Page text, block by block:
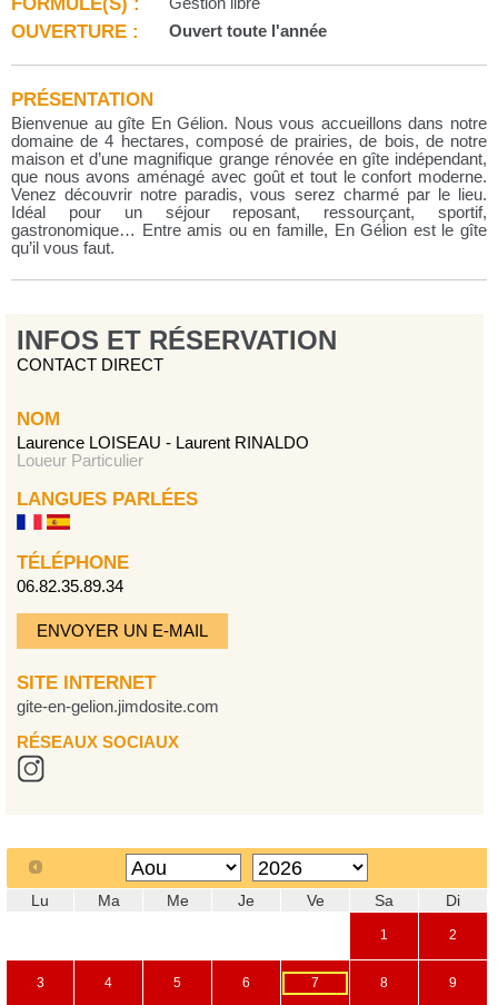
OUVERTURE : Ouvert toute l'année
PRÉSENTATION
Bienvenue au gîte En Gélion. Nous vous accueillons dans notre
domaine de 4 hectares, composé de prairies, de bois, de notre
maison et d’une magnifique grange rénovée en gîte indépendant,
que nous avons aménagé avec goût et tout le confort moderne.
Venez découvrir notre paradis, vous serez charmé par le lieu.
Idéal pour un séjour reposant, ressourçant, sportif,
gastronomique… Entre amis ou en famille, En Gélion est le gîte
qu’il vous faut.
INFOS ET RÉSERVATION
CONTACT DIRECT
NOM
Laurence LOISEAU - Laurent RINALDO
Loueur Particulier
LANGUES PARLÉES
TÉLÉPHONE
06.82.35.89.34
ENVOYER UN E-MAIL
SITE INTERNET
gite-en-gelion.jimdosite.com
RÉSEAUX SOCIAUX
Lu Ma Me Je Ve Sa Di
1 2
3 4 5 6 7 8 9